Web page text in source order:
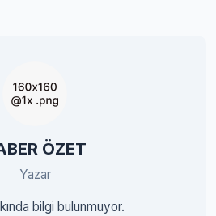
ÖZET
Yazar
bilgi bulunmuyor.